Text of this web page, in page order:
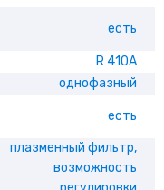
есть
R 410A
однофазный
есть
плазменный фильтр,
возможность